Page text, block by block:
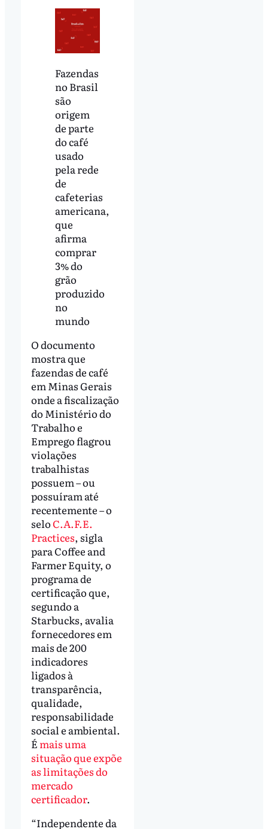
Fazendas
no Brasil
são
origem
de parte
do café
usado
pela rede
de
cafeterias
americana,
que
afirma
comprar
3% do
grão
produzido
no
mundo
O documento
mostra que
fazendas de café
em Minas Gerais
onde a fiscalização
do Ministério do
Trabalho e
Emprego flagrou
violações
trabalhistas
possuem – ou
possuíram até
recentemente – o
seloC.A.F.E.
Practices, sigla
para Coffee and
Farmer Equity, o
programa de
certificação que,
segundo a
Starbucks, avalia
fornecedores em
mais de 200
indicadores
ligados à
transparência,
qualidade,
responsabilidade
social e ambiental.
É mais uma
situação que expõe
as limitações do
mercado
certificador.
“Independente da